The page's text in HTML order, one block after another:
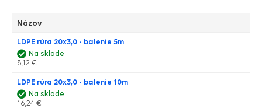
Názov
LDPE rúra 20x3,0 - balenie 5m
Na sklade
8,12 €
LDPE rúra 20x3,0 - balenie 10m
Na sklade
16,24 €